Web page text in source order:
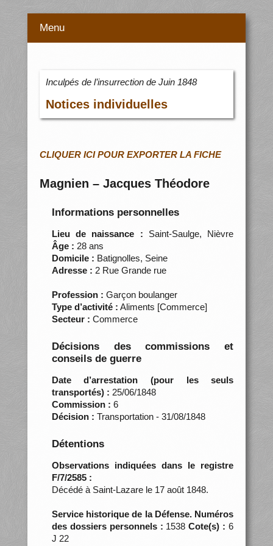
Menu
Inculpés de l’insurrection de Juin 1848
Notices individuelles
CLIQUER ICI POUR EXPORTER LA FICHE
Magnien – Jacques Théodore
Informations personnelles
Lieu de naissance : Saint-Saulge, Nièvre
Âge : 28 ans
Domicile : Batignolles, Seine
Adresse : 2 Rue Grande rue
Profession : Garçon boulanger
Type d’activité : Aliments [Commerce]
Secteur : Commerce
Décisions des commissions et
conseils de guerre
Date d’arrestation (pour les seuls
transportés) : 25/06/1848
Commission : 6
Décision : Transportation - 31/08/1848
Détentions
Observations indiquées dans le registre
F/7/2585 :
Décédé à Saint-Lazare le 17 août 1848.
Service historique de la Défense. Numéros
des dossiers personnels : 1538Cote(s) : 6
J 22